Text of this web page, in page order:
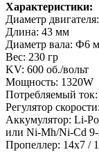
Характеристики:
Диаметр
Длина: 43 мм
Диаметр вала: Ф6
Вес: 230 гр
KV: 600 об./вольт
Мощность: 1320W
Потребляемый
Регулятор
Аккумулятор: Li-
или Ni-Mh/Ni-Cd 9-
Пропеллер: 14x7 /